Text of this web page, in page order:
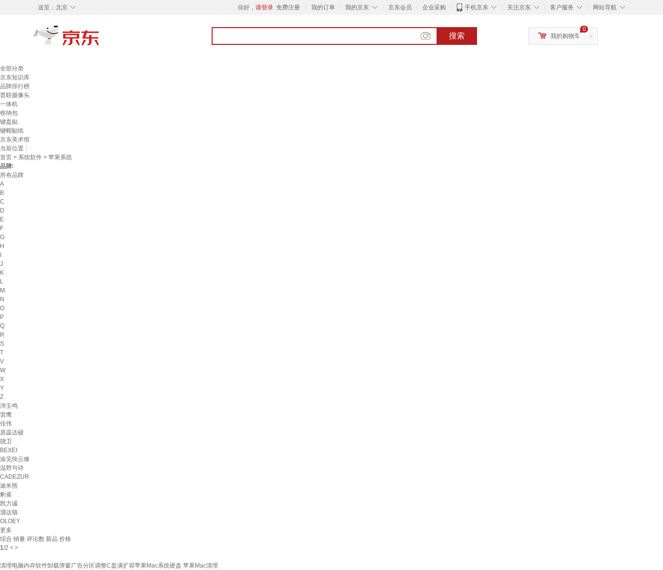
◇
送至： 北京 你好， 请登录 免费注册 我的订单 ◇
我的京东 京东会员 企业采购 ◇
手机京东 ◇
关注京东 ◇
客户服务 ◇
网站导航
搜索 >
0
我的购物车
全部分类
京东知识库
品牌排行榜
普联摄像头
一体机
收纳包
键盘贴
键帽贴纸
京东美术馆
当前位置：
首页 > 系统软件 > 苹果系统
品牌:
所有品牌
A
B
C
D
E
F
G
H
J
K
L
M
N
O
P
Q
R
S
T
V
W
X
Y
Z
沛玉鸣
雷鹰
佳伟
原蕊达硕
骁卫
BEXEI
渝见快云修
温野与诗
CADEZUR
迪米熊
豹雀
凯力诚
溜达猫
OLOEY
更多
综合 销量 评论数 新品 价格
1/2 < >
清理电脑内存软件卸载弹窗广告分区调整C盘满扩容苹果Mac系统硬盘 苹果Mac清理